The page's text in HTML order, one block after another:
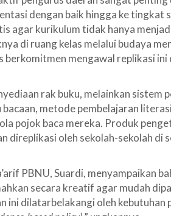
dengan baik hingga ke tingkat
agar kurikulum tidak hanya
di ruang kelas melalui budaya
berkomitmen mengawal replikasi ini
rak buku, melainkan sistem
metode pembelajaran
pojok baca mereka. Produk
direplikasi oleh sekolah-sekolah di
PBNU, Suardi, menyampaikan
secara kreatif agar mudah
ini dilatarbelakangi oleh kebutuhan